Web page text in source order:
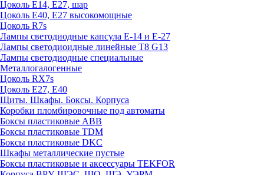
Цоколь Е14, Е27, шар
Цоколь Е40, Е27 высокомощные
Цоколь R7s
Лампы светодиодные капсула Е-14 и Е-27
Лампы светодиоидные линейные T8 G13
Лампы светодиодные специальные
Металлогалогенные
Цоколь RX7s
Цоколь Е27, E40
Щиты. Шкафы. Боксы. Корпуса
Коробки пломбировочные под автоматы
Боксы пластиковые ABB
Боксы пластиковые TDM
Боксы пластиковые DKC
Шкафы металлические пустые
Боксы пластиковые и аксессуары TEKFOR